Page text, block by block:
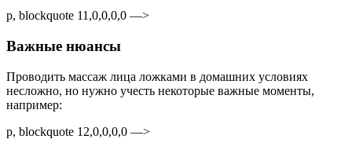
p, blockquote 11,0,0,0,0 —>
Важные нюансы
Проводить массаж лица ложками в домашних условиях
несложно, но нужно учесть некоторые важные моменты,
например:
p, blockquote 12,0,0,0,0 —>